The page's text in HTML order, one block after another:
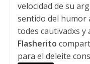
velocidad de su
sentido del humor
todes cautivadxs y
Flasherito
para el deleite